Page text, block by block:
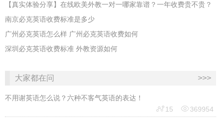
【真实体验分享】在线欧美外教一对一哪家靠谱？一年收费贵不贵？
南京必克英语收费标准是多少
广州必克英语怎么样 广州必克英语收费如何
深圳必克英语收费标准 外教资源如何
大家都在问 >>>
不用谢英语怎么说？六种不客气英语的表达！
15 369954